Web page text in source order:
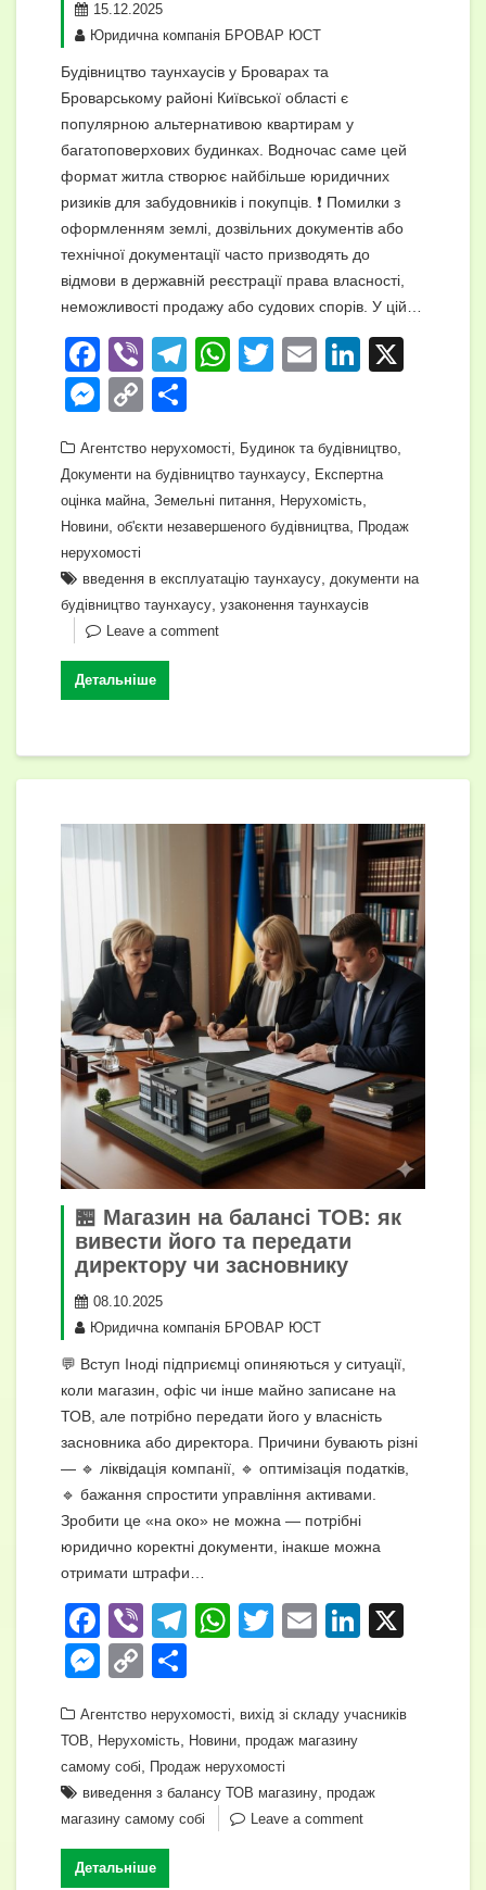
15.12.2025
Юридична компанія БРОВАР ЮСТ
Будівництво таунхаусів у Броварах та
Броварському районі Київської області є
популярною альтернативою квартирам у
багатоповерхових будинках. Водночас саме цей
формат житла створює найбільше юридичних
ризиків для забудовників і покупців. ❗ Помилки з
оформленням землі, дозвільних документів або
технічної документації часто призводять до
відмови в державній реєстрації права власності,
неможливості продажу або судових спорів. У цій…
F
a
c
e
b
o
o
k
Vi
b
er
T
gr
a
m
W
s
A
p
p
T
er
E
Li
e
dI
n
M
ss
e
n
g
er
C
p
y
Li
n
k
ді
л
и
т
и
с
Агентство нерухомості Будинок та будівництво
Документи на будівництво таунхаусу
Експертна
оцінка майна Земельні питання Нерухомість
Новини об'єкти незавершеного будівництва
Продаж
нерухомості
введення в експлуатацію таунхаусу документи на
будівництво таунхаусу узаконення таунхаусів
Leave a comment
Детальніше
🏪 Магазин на балансі ТОВ: як
вивести його та передати
директору чи засновнику
08.10.2025
Юридична компанія БРОВАР ЮСТ
💬 Вступ Іноді підприємці опиняються у ситуації,
коли магазин, офіс чи інше майно записане на
ТОВ, але потрібно передати його у власність
засновника або директора. Причини бувають різні
— 🔹 ліквідація компанії, 🔹 оптимізація податків,
🔹 бажання спростити управління активами.
Зробити це «на око» не можна — потрібні
юридично коректні документи, інакше можна
отримати штрафи…
F
a
c
e
b
o
o
k
Vi
b
er
T
gr
a
m
W
s
A
p
p
T
er
E
Li
e
n
M
ss
e
n
g
er
C
p
y
Li
n
k
ді
л
и
т
Агентство нерухомості
вихід зі складу учасників
ТОВ
Нерухомість Новини продаж магазину
самому собі
Продаж нерухомості
виведення з балансу ТОВ магазину продаж
магазину самому собі
Leave a comment
Детальніше